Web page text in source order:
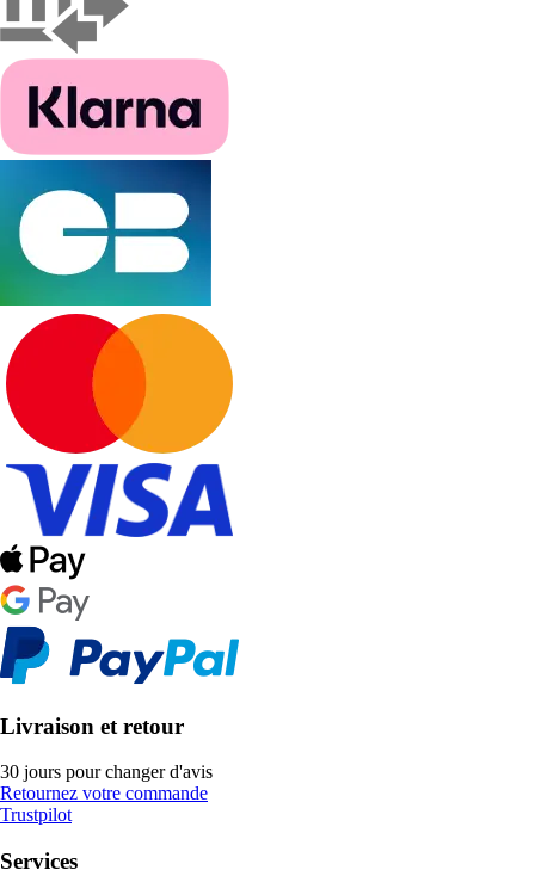
Livraison et retour
30 jours pour changer d'avis
Retournez votre commande
Trustpilot
Services